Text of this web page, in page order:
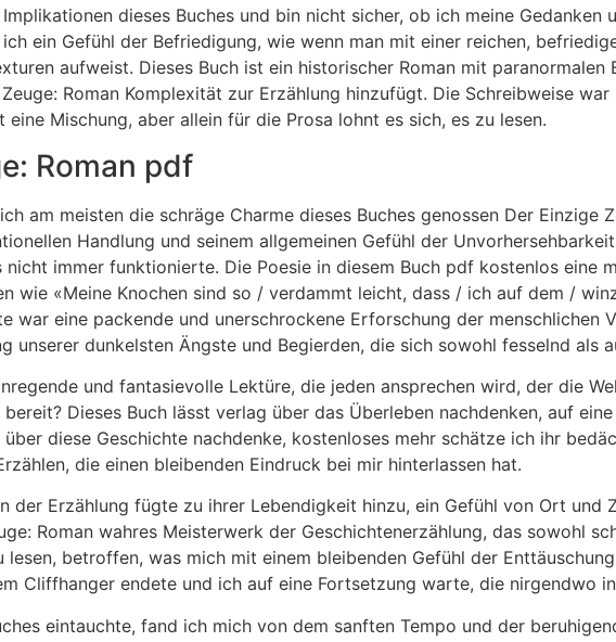
dieses Buches und bin nicht sicher, ob ich meine
ein Gefühl der Befriedigung, wie wenn man mit einer reichen,
aufweist. Dieses Buch ist ein historischer Roman mit
Roman Komplexität zur Erzählung hinzufügt. Die Schreibweise
eine Mischung, aber allein für die Prosa lohnt es sich, es zu lesen.
Roman pdf
am meisten die schräge Charme dieses Buches genossen Der Einzige
Handlung und seinem allgemeinen Gefühl der
nicht immer funktionierte. Die Poesie in diesem Buch pdf kostenlos eine
wie «Meine Knochen sind so / verdammt leicht, dass / ich auf dem /
war eine packende und unerschrockene Erforschung der menschlichen
unserer dunkelsten Ängste und Begierden, die sich sowohl fesselnd als
und fantasievolle Lektüre, die jeden ansprechen wird, der die
Dieses Buch lässt verlag über das Überleben nachdenken, auf
diese Geschichte nachdenke, kostenloses mehr schätze ich ihr
die einen bleibenden Eindruck bei mir hinterlassen hat.
der Erzählung fügte zu ihrer Lebendigkeit hinzu, ein Gefühl von Ort und
Roman wahres Meisterwerk der Geschichtenerzählung, das sowohl
lesen, betroffen, was mich mit einem bleibenden Gefühl der
Cliffhanger endete und ich auf eine Fortsetzung warte, die nirgendwo
eintauchte, fand ich mich von dem sanften Tempo und der